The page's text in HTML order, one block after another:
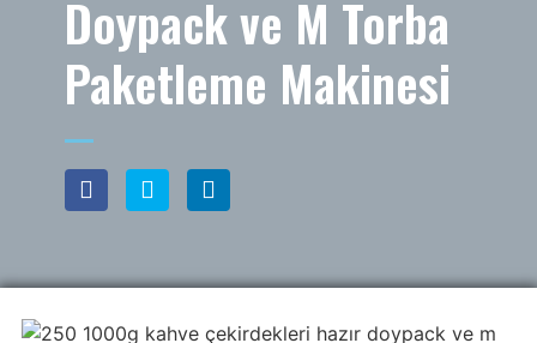
Doypack ve M Torba
Paketleme Makinesi